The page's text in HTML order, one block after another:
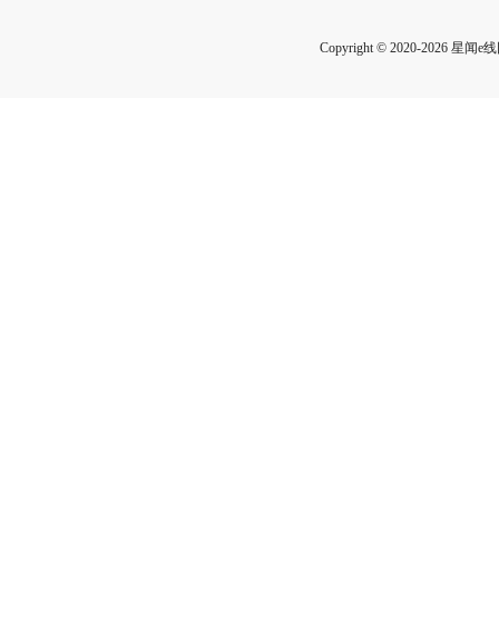
Copyright © 2020-2026 星闻e